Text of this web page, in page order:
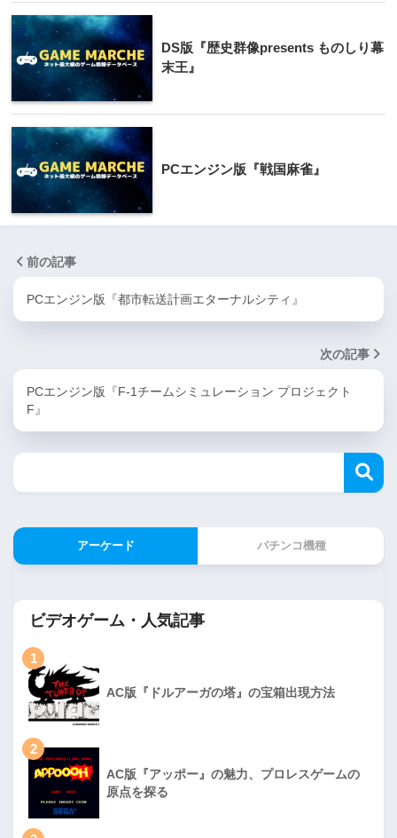
DS版『歴史群像presents ものしり幕
末王』
PCエンジン版『戦国麻雀』
前の記事
PCエンジン版『都市転送計画エターナルシティ』
次の記事
PCエンジン版『F-1チームシミュレーション プロジェクト
F』
アーケード パチンコ機種
ビデオゲーム・人気記事
1
AC版『ドルアーガの塔』の宝箱出現方法
2
AC版『アッポー』の魅力、プロレスゲームの
原点を探る